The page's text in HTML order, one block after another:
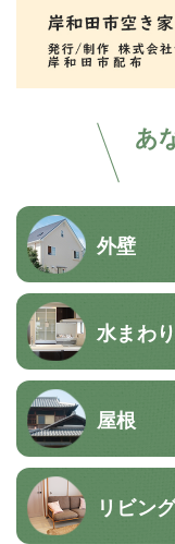
あ
外壁
水まわり
屋根
リビン